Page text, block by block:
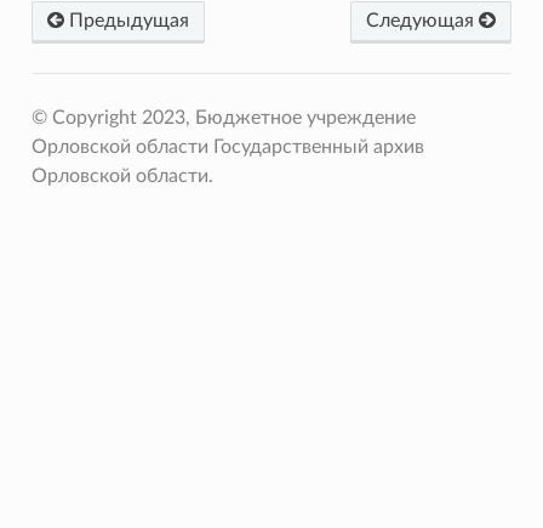
Предыдущая Следующая
© Copyright 2023, Бюджетное учреждение
Орловской области Государственный архив
Орловской области.